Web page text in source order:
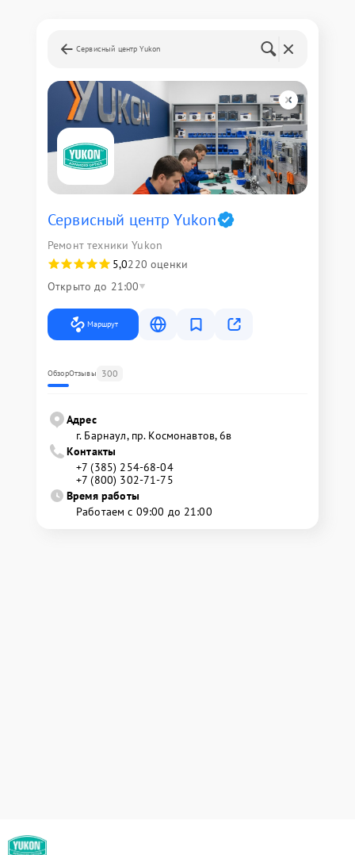
Сервисный центр Yukon
Сервисный центр Yukon
Ремонт техники Yukon
5,0220 оценки
Открыто до 21:00
Маршрут
ОбзорОтзывы 300
Адрес
г. Барнаул, ​пр. Космонавтов, 6в
Контакты
+7 (385) 254-68-04
+7 (800) 302-71-75
Время работы
Работаем с 09:00 до 21:00